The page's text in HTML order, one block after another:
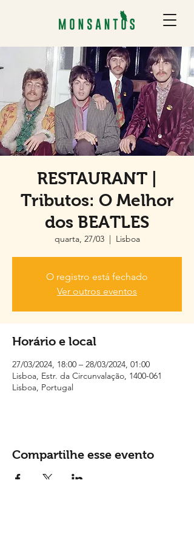
RESTAURANT |
Tributos: O Melhor
dos BEATLES
quarta, 27/03
  |
Lisboa
O registro está fechado
Ver outros eventos
Horário e local
27/03/2024, 18:00 – 28/03/2024, 01:00
Lisboa, Estr. da Circunvalação, 1400-061
Lisboa, Portugal
Compartilhe esse evento